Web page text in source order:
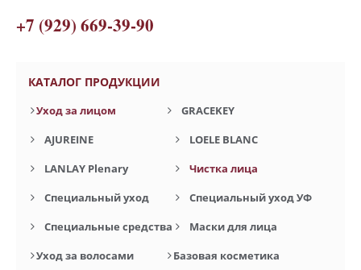
+7 (929) 669-39-90
КАТАЛОГ ПРОДУКЦИИ
Уход за лицом
GRACEKEY
AJUREINE
LOELE BLANC
LANLAY Plenary
Чистка лица
Специальный уход
Специальный уход УФ
Специальные средства
Маски для лица
Уход за волосами
Базовая косметика